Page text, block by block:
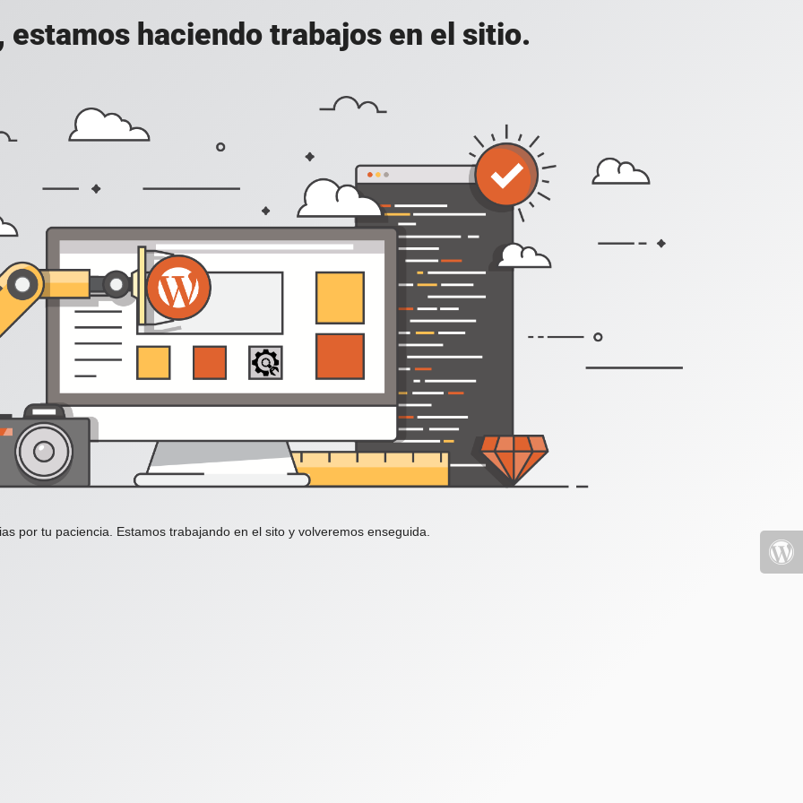
estamos haciendo trabajos en el sitio.
por tu paciencia. Estamos trabajando en el sito y volveremos enseguida.